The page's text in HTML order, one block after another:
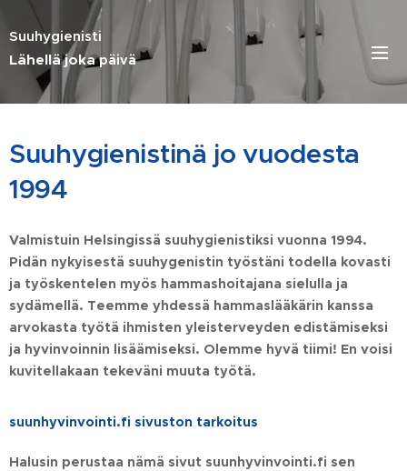
Suuhygienisti
Lähellä jokapäivä
Suuhygienistinä jo vuodesta
1994
Valmistuin Helsingissä suuhygienistiksi vuonna 1994.
Pidän nykyisestä suuhygenistin työstäni todella kovasti
ja työskentelen myös hammashoitajana sielulla ja
sydämellä. Teemme yhdessä hammaslääkärin kanssa
arvokasta työtä ihmisten yleisterveyden edistämiseksi
ja hyvinvoinnin lisäämiseksi. Olemme hyvä tiimi! En voisi
kuvitellakaan tekeväni muuta työtä.
suunhyvinvointi.fi sivuston tarkoitus
Halusin perustaa nämä sivut suunhyvinvointi.fi sen